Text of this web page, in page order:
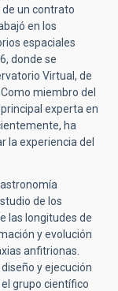
de un contrato
en los
espaciales
donde se
Virtual, de
miembro del
experta en
ha
la experiencia del
de los
las longitudes de
y evolución
anfitrionas.
y ejecución
grupo científico